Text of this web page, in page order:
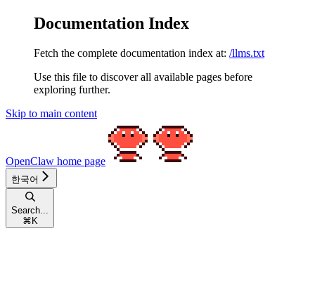
Documentation Index
Fetch the complete documentation index at: /llms.txt
Use this file to discover all available pages before
exploring further.
Skip to main content
OpenClaw home page
한국어
Search...
⌘ K